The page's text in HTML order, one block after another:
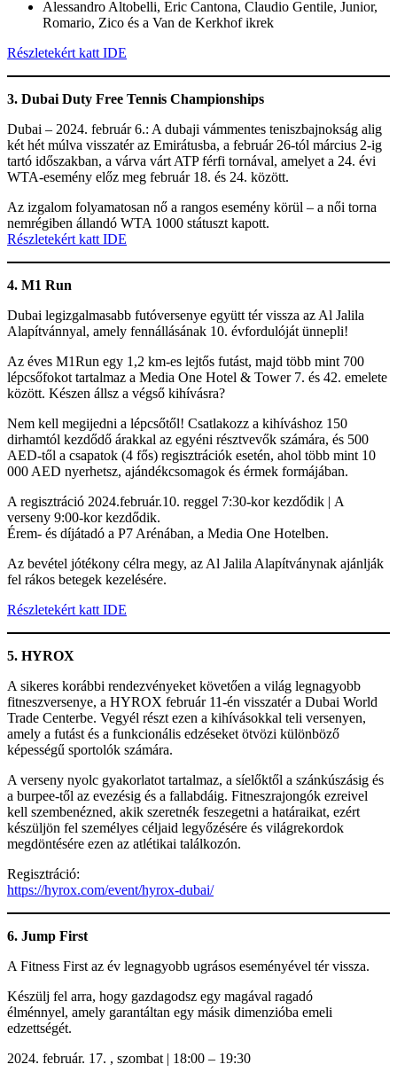
Alessandro Altobelli, Eric Cantona, Claudio Gentile, Junior,
Romario, Zico és a Van de Kerkhof ikrek
Részletekért katt IDE
3. Dubai Duty Free Tennis Championships
Dubai – 2024. február 6.: A dubaji vámmentes teniszbajnokság alig
két hét múlva visszatér az Emirátusba, a február 26-tól március 2-ig
tartó időszakban, a várva várt ATP férfi tornával, amelyet a 24. évi
WTA-esemény előz meg február 18. és 24. között.
Az izgalom folyamatosan nő a rangos esemény körül – a női torna
nemrégiben állandó WTA 1000 státuszt kapott.
Részletekért katt IDE
4. M1 Run
Dubai legizgalmasabb futóversenye együtt tér vissza az Al Jalila
Alapítvánnyal, amely fennállásának 10. évfordulóját ünnepli!
Az éves M1Run egy 1,2 km-es lejtős futást, majd több mint 700
lépcsőfokot tartalmaz a Media One Hotel & Tower 7. és 42. emelete
között. Készen állsz a végső kihívásra?
Nem kell megijedni a lépcsőtől! Csatlakozz a kihíváshoz 150
dirhamtól kezdődő árakkal az egyéni résztvevők számára, és 500
AED-től a csapatok (4 fős) regisztrációk esetén, ahol több mint 10
000 AED nyerhetsz, ajándékcsomagok és érmek formájában.
A regisztráció 2024.február.10. reggel 7:30-kor kezdődik | A
verseny 9:00-kor kezdődik.
Érem- és díjátadó a P7 Arénában, a Media One Hotelben.
Az bevétel jótékony célra megy, az Al Jalila Alapítványnak ajánlják
fel rákos betegek kezelésére.
Részletekért katt IDE
5. HYROX
A sikeres korábbi rendezvényeket követően a világ legnagyobb
fitneszversenye, a HYROX február 11-én visszatér a Dubai World
Trade Centerbe. Vegyél részt ezen a kihívásokkal teli versenyen,
amely a futást és a funkcionális edzéseket ötvözi különböző
képességű sportolók számára.
A verseny nyolc gyakorlatot tartalmaz, a síelőktől a szánkúszásig és
a burpee-től az evezésig és a fallabdáig. Fitneszrajongók ezreivel
kell szembenézned, akik szeretnék feszegetni a határaikat, ezért
készüljön fel személyes céljaid legyőzésére és világrekordok
megdöntésére ezen az atlétikai találkozón.
Regisztráció:
https://hyrox.com/event/hyrox-dubai/
6. Jump First
A Fitness First az év legnagyobb ugrásos eseményével tér vissza.
Készülj fel arra, hogy gazdagodsz egy magával ragadó
élménnyel, amely garantáltan egy másik dimenzióba emeli
edzettségét.
február. 17. , szombat | 18:00 – 19:30